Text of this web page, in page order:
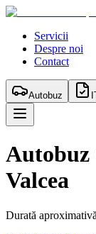
Servicii
Despre noi
Contact
Autobuz
Autobuz
Valcea
Durată